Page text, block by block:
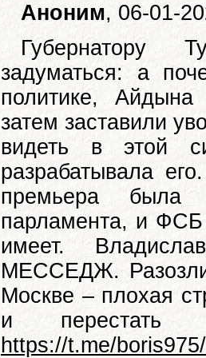
Аноним, 06-01-
Губернатору
задуматься: а
политике,
затем заставили
видеть в этой
разрабатывала
премьера была
парламента, и ФСБ
имеет.
МЕССЕДЖ.
Москве – плохая
и перестать
https://t.me/